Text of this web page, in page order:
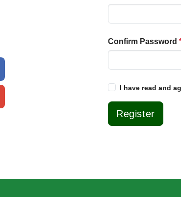
Confirm Password
I have read and
Register